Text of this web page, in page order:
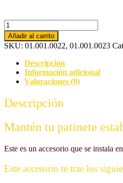
Soporte
plegado
original
Teverun
Blade
Mini
cantidad
Añadir al carrito
SKU: 01.001.0022, 01.001.0023
Descripción
Información adicional
Valoraciones (0)
Descripción
Mantén tu patinete
Este es un accesorio que se instala
Este accesorio te trae los